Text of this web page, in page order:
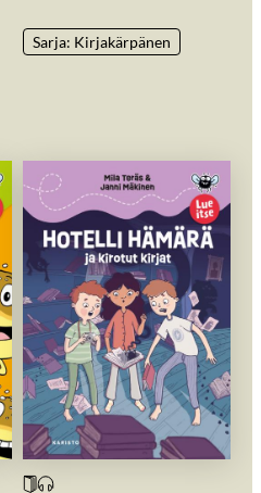
Sarja: Kirjakärpänen